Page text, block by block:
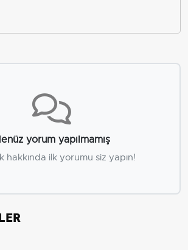
yorum yapılmamış
hakkında ilk yorumu siz yapın!